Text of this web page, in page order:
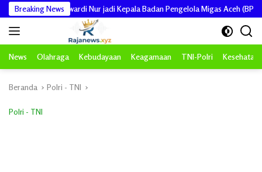
Langsung
ke
konten
Breaking News
Lantik Mawardi Nur jadi Kepala Badan Pengelola Migas Aceh (BPMA)
News Olahraga Kebudayaan Keagamaan TNI-Polri Kesehatan
Beranda Polri - TNI
Polri - TNI